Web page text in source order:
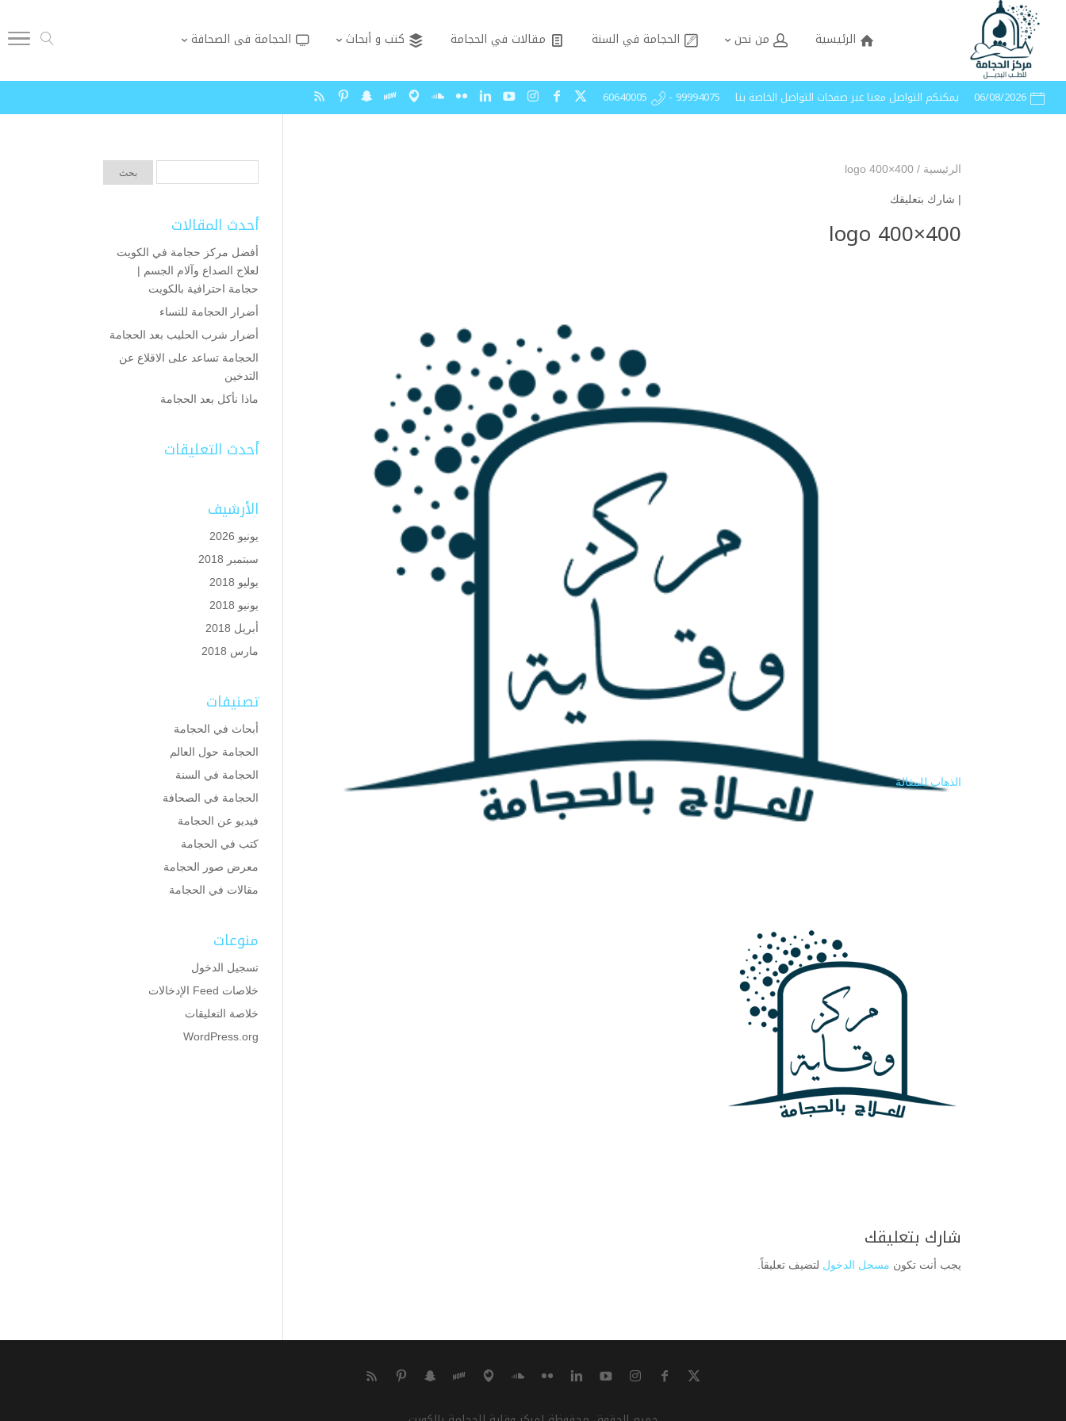
الرئيسية من نحن الحجامة في السنة مقالات في الحجامة كتب و أبحاث الحجامة فى الصحافة
06/08/2026 يمكنكم التواصل معنا عبر صفحات التواصل الخاصة بنا 99994075 - 60640005
الرئيسية /
logo 400×400
| شارك بتعليقك
logo 400×400
الذهاب للمقالة
شارك بتعليقك
يجب أنت تكون مسجل الدخول لتضيف تعليقاً.
أحدث المقالات
أفضل مركز حجامة في الكويت
لعلاج الصداع وآلام الجسم |
حجامة احترافية بالكويت
أضرار الحجامة للنساء
أضرار شرب الحليب بعد الحجامة
الحجامة تساعد على الاقلاع عن
التدخين
ماذا نأكل بعد الحجامة
أحدث التعليقات
الأرشيف
يونيو 2026
سبتمبر 2018
يوليو 2018
يونيو 2018
أبريل 2018
مارس 2018
تصنيفات
أبحاث في الحجامة
الحجامة حول العالم
الحجامة في السنة
الحجامة في الصحافة
فيديو عن الحجامة
كتب في الحجامة
معرض صور الحجامة
مقالات في الحجامة
منوعات
تسجيل الدخول
خلاصات Feed الإدخالات
خلاصة التعليقات
WordPress.org